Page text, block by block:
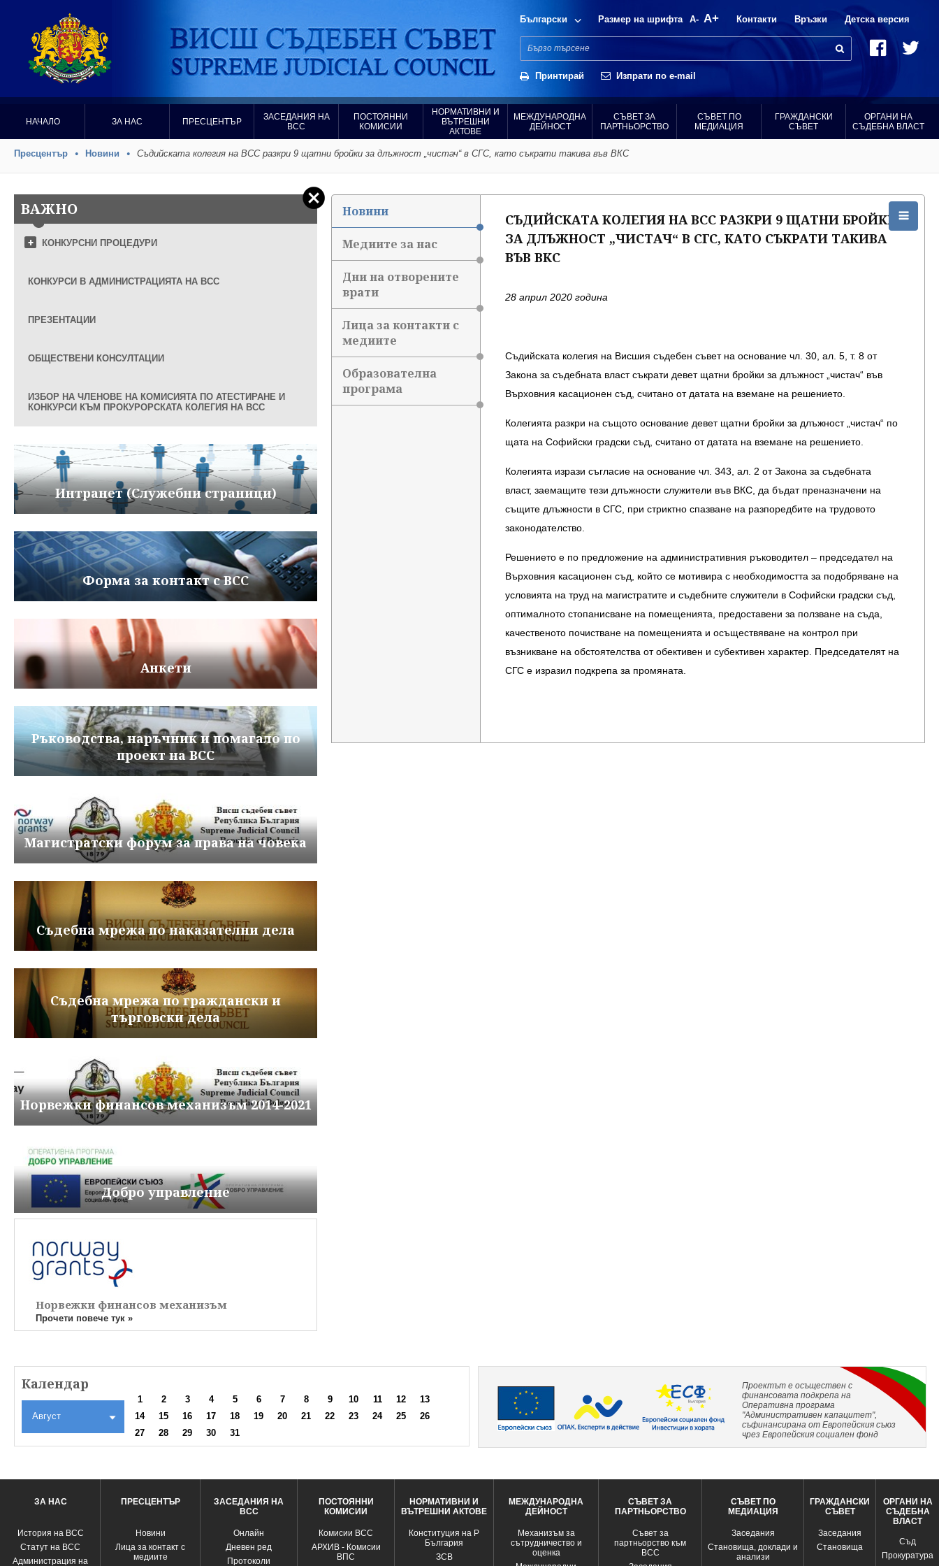
Български Размер на шрифта A- A+ Контакти Връзки Детска версия
Принтирай Изпрати по e-mail
НАЧАЛО ЗА НАС ПРЕСЦЕНТЪР
ЗАСЕДАНИЯ НА
ВСС
ПОСТОЯННИ
КОМИСИИ
НОРМАТИВНИ И
ВЪТРЕШНИ
АКТОВЕ
МЕЖДУНАРОДНА
ДЕЙНОСТ
СЪВЕТ ЗА
ПАРТНЬОРСТВО
СЪВЕТ ПО
МЕДИАЦИЯ
ГРАЖДАНСКИ
СЪВЕТ
ОРГАНИ НА
СЪДЕБНА ВЛАСТ
Пресцентър Новини Съдийската колегия на ВСС разкри 9 щатни бройки за длъжност „чистач“ в СГС, като съкрати такива във ВКС
ВАЖНО
КОНКУРСНИ ПРОЦЕДУРИ
КОНКУРСИ В АДМИНИСТРАЦИЯТА НА ВСС
ПРЕЗЕНТАЦИИ
ОБЩЕСТВЕНИ КОНСУЛТАЦИИ
ИЗБОР НА ЧЛЕНОВЕ НА КОМИСИЯТА ПО АТЕСТИРАНЕ И
КОНКУРСИ КЪМ ПРОКУРОРСКАТА КОЛЕГИЯ НА ВСС
Интранет (Служебни страници)
Форма за контакт с ВСС
Анкети
Ръководства, наръчник и помагало по
проект на ВСС
Магистратски форум за права на човека
Съдебна мрежа по наказателни дела
Съдебна мрежа по граждански и
търговски дела
Норвежки финансов механизъм 2014-2021
Добро управление
Норвежки финансов механизъм
Прочети повече тук »
Новини
Медиите за нас
Дни на отворените
врати
Лица за контакти с
медиите
Образователна
програма
СЪДИЙСКАТА КОЛЕГИЯ НА ВСС РАЗКРИ 9 ЩАТНИ БРОЙКИ
ЗА ДЛЪЖНОСТ „ЧИСТАЧ“ В СГС, КАТО СЪКРАТИ ТАКИВА
ВЪВ ВКС
28 април 2020 година
Съдийската колегия на Висшия съдебен съвет на основание чл. 30, ал. 5, т. 8 от
Закона за съдебната власт съкрати девет щатни бройки за длъжност „чистач“ във
Върховния касационен съд, считано от датата на вземане на решението.
Колегията разкри на същото основание девет щатни бройки за длъжност „чистач“ по
щата на Софийски градски съд, считано от датата на вземане на решението.
Колегията изрази съгласие на основание чл. 343, ал. 2 от Закона за съдебната
власт, заемащите тези длъжности служители във ВКС, да бъдат преназначени на
същите длъжности в СГС, при стриктно спазване на разпоредбите на трудовото
законодателство.
Решението е по предложение на административния ръководител – председател на
Върховния касационен съд, който се мотивира с необходимостта за подобряване на
условията на труд на магистратите и съдебните служители в Софийски градски съд,
оптималното стопанисване на помещенията, предоставени за ползване на съда,
качественото почистване на помещенията и осъществяване на контрол при
възникване на обстоятелства от обективен и субективен характер. Председателят на
СГС е изразил подкрепа за промяната.
Календар
Август
1 2 3 4 5 6 7 8 9 10 11 12
13
14
15 16 17 18 19 20 21 22 23 24 25
26
27
28 29 30 31
Проектът е осъществен с
финансовата подкрепа на
Оперативна програма
"Административен капацитет",
съфинансирана от Европейския съюз
чрез Европейския социален фонд
ЗА НАС
История на ВСС
Статут на ВСС
Администрация на
ПРЕСЦЕНТЪР
Новини
Лица за контакт с
медиите
ЗАСЕДАНИЯ НА
ВСС
Oнлайн
Дневен ред
Протоколи
ПОСТОЯННИ
КОМИСИИ
Комисии ВСС
АРХИВ - Комисии
ВПС
НОРМАТИВНИ И
ВЪТРЕШНИ АКТОВЕ
Конституция на Р
България
ЗСВ
МЕЖДУНАРОДНА
ДЕЙНОСТ
Механизъм за
сътрудничество и
оценка
СЪВЕТ ЗА
ПАРТНЬОРСТВО
Съвет за
партньорство към
ВСС
СЪВЕТ ПО
МЕДИАЦИЯ
Заседания
Становища, доклади и
анализи
ГРАЖДАНСКИ
СЪВЕТ
Заседания
Становища
ОРГАНИ НА
СЪДЕБНА
ВЛАСТ
Съд
Прокуратура